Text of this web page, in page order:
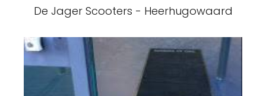
De Jager Scooters - Heerhugowaard